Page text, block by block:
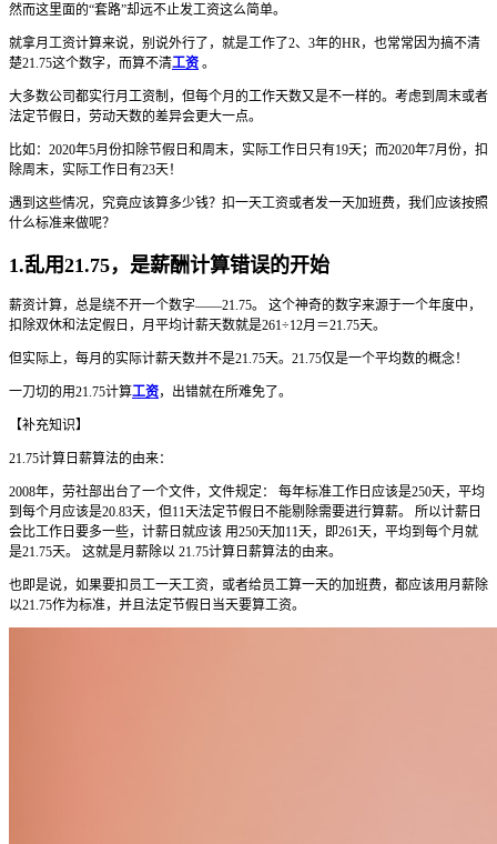
然而这里面的“套路”却远不止发工资这么简单。
就拿月工资计算来说，别说外行了，就是工作了2、3年的HR，也常常因为搞不清
楚21.75这个数字，而算不清工资 。
大多数公司都实行月工资制，但每个月的工作天数又是不一样的。考虑到周末或者
法定节假日，劳动天数的差异会更大一点。
比如：2020年5月份扣除节假日和周末，实际工作日只有19天；而2020年7月份，扣
除周末，实际工作日有23天！
遇到这些情况，究竟应该算多少钱？扣一天工资或者发一天加班费，我们应该按照
什么标准来做呢？
1.乱用21.75，是薪酬计算错误的开始
薪资计算，总是绕不开一个数字——21.75。 这个神奇的数字来源于一个年度中，
扣除双休和法定假日，月平均计薪天数就是261÷12月＝21.75天。
但实际上，每月的实际计薪天数并不是21.75天。21.75仅是一个平均数的概念！
一刀切的用21.75计算工资，出错就在所难免了。
【补充知识】
21.75计算日薪算法的由来：
2008年，劳社部出台了一个文件，文件规定： 每年标准工作日应该是250天，平均
到每个月应该是20.83天，但11天法定节假日不能剔除需要进行算薪。 所以计薪日
会比工作日要多一些，计薪日就应该 用250天加11天，即261天，平均到每个月就
是21.75天。 这就是月薪除以 21.75计算日薪算法的由来。
也即是说，如果要扣员工一天工资，或者给员工算一天的加班费，都应该用月薪除
以21.75作为标准，并且法定节假日当天要算工资。